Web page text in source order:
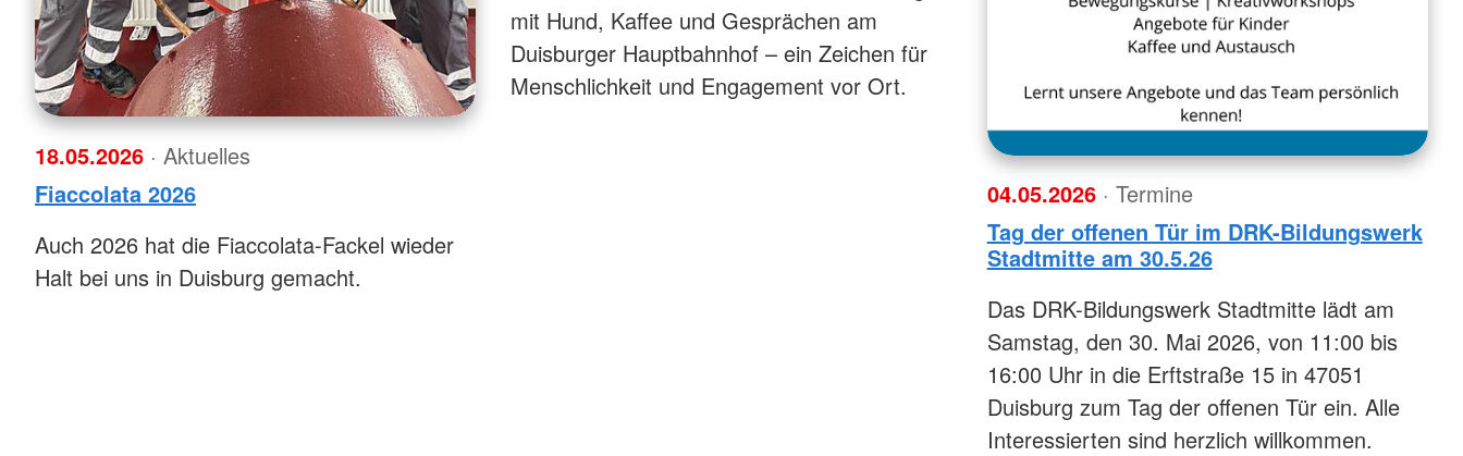
18.05.2026 · Aktuelles
Fiaccolata 2026
Auch 2026 hat die Fiaccolata-Fackel wieder
Halt bei uns in Duisburg gemacht.
mit Hund, Kaffee und Gesprächen am
Duisburger Hauptbahnhof – ein Zeichen für
Menschlichkeit und Engagement vor Ort.
04.05.2026 · Termine
Tag der offenen Tür im DRK-Bildungswerk
Stadtmitte am 30.5.26
Das DRK-Bildungswerk Stadtmitte lädt am
Samstag, den 30. Mai 2026, von 11:00 bis
16:00 Uhr in die Erftstraße 15 in 47051
Duisburg zum Tag der offenen Tür ein. Alle
Interessierten sind herzlich willkommen.